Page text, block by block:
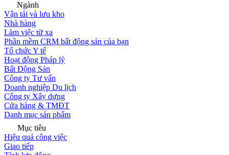
Ngành
Vận tải và lưu kho
Nhà hàng
Làm việc từ xa
Phần mềm CRM bất động sản của bạn
Tổ chức Y tế
Hoạt động Pháp lý
Bất Động Sản
Công ty Tư vấn
Doanh nghiệp Du lịch
Công ty Xây dựng
Cửa hàng & TMĐT
Danh mục sản phẩm
Mục tiêu
Hiệu quả công việc
Giao tiếp